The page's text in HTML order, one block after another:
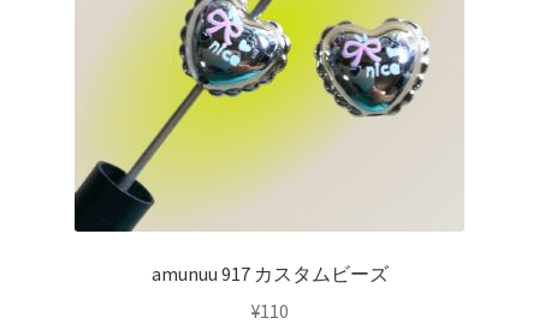
amunuu 917 カスタムビーズ
¥110